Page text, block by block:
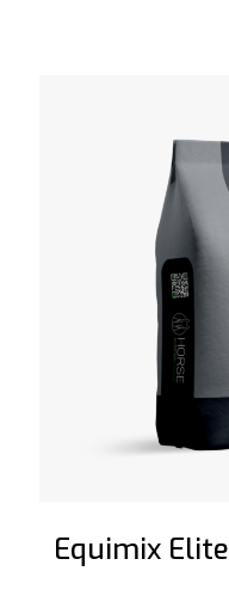
Equimix Elite